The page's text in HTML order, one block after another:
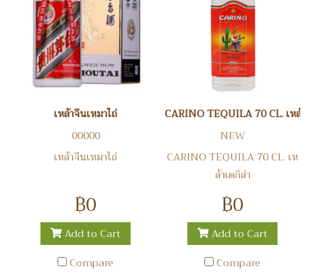
เหล้าจีนเหมาไถ่
00000
เหล้าจีนเหมาไถ่
฿0
Add to Cart
Compare
CARINO TEQUILA 70 CL. เหล้าเ
NEW
CARINO TEQUILA 70 CL. เห
ล้าเตกิล่า
฿0
Add to Cart
Compare